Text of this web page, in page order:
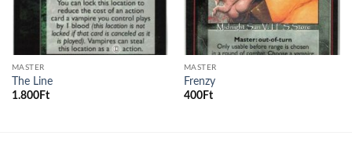
MASTER
The Line
1.800Ft
MASTER
Frenzy
400Ft